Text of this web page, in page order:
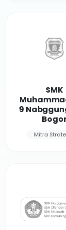
SMK
9
Mitra